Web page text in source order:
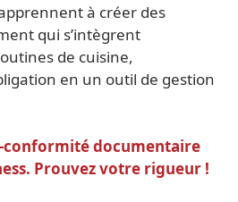
à créer des
qui s’intègrent
de cuisine,
en un outil de gestion
conformité documentaire
Prouvez votre rigueur !